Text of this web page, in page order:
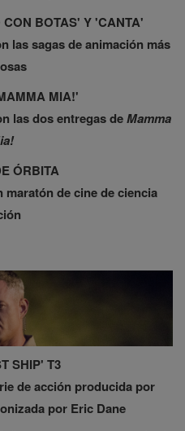
BOTAS' Y 'CANTA'
las sagas de animación más
MIA!'
las dos entregas deMamma
ÓRBITA
de cine de ciencia
SHIP' T3
de acción producida por
por Eric Dane